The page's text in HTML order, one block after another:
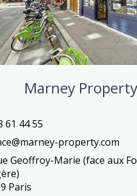
Marney Property
61 44 55
property.com
Geoffroy-Marie (face aux
Paris